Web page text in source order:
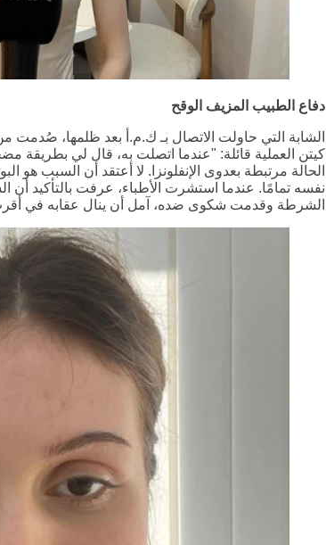
دفاع الطبيب المزيف الوقح
الشابة التي حاولت الاتصال بـ ك.م.أ بعد ظلمها،
كيتن العملية قائلة: "عندما اتصلت به، قال لي بطريقة
الحالة مرتبطة بعدوى الإنفلونزا. لا أعتقد أن السبب
نفسه تمامًا. عندما استشرت الأطباء، عرفت بالتأكيد
الشرطة وقدمت شكوى ضده، آمل أن ينال عقابه في